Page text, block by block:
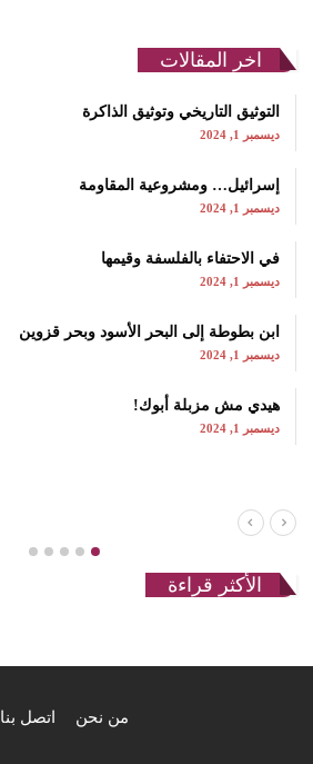
اخر المقالات
التوثيق التاريخي وتوثيق الذاكرة
ديسمبر 1, 2024
إسرائيل… ومشروعية المقاومة
ديسمبر 1, 2024
في الاحتفاء بالفلسفة وقيمها
ديسمبر 1, 2024
ابن بطوطة إلى البحر الأسود وبحر قزوين
ديسمبر 1, 2024
هيدي مش مزبلة أبوك!
ديسمبر 1, 2024
الأكثر قراءة
من نحن اتصل بنا